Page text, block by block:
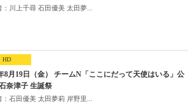
：川上千尋 石田優美 太田夢...
HD
8月19日（金） チームN「ここにだって天使はいる」公
奈津子 生誕祭
：石田優美 太田夢莉 岸野里...